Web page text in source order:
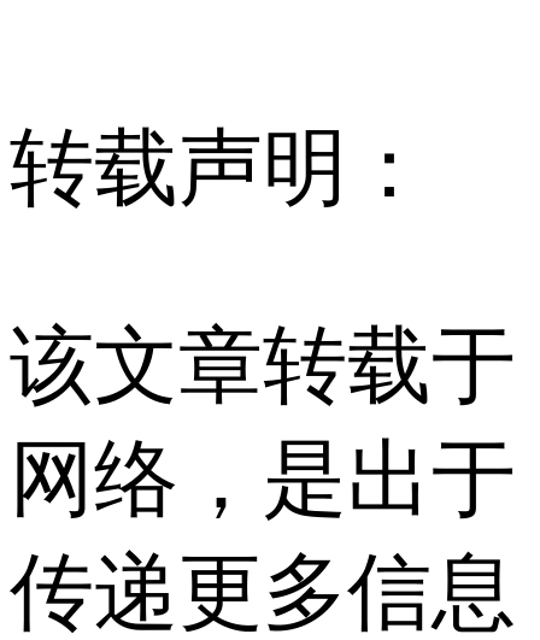
转载声明：
该文章转载于
网络，是出于
传递更多信息